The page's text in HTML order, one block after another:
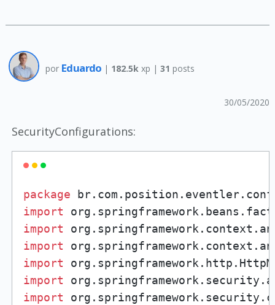
por Eduardo | 182.5k xp |31 posts
30/05/2020
SecurityConfigurations:
package
import
import
import
import
import
import